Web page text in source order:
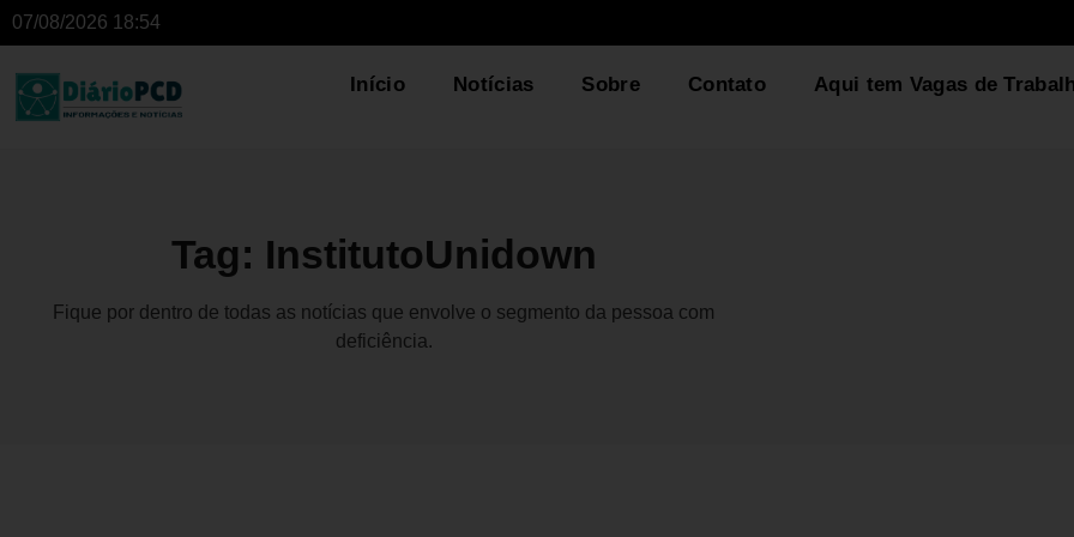
07/08/2026 18:54
Início Notícias Sobre Contato Aqui tem Vagas de
Tag: InstitutoUnidown
Fique por dentro de todas as notícias que envolve o segmento da pessoa com
deficiência.